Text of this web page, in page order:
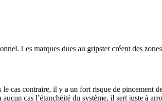
Les marques dues au gripster créent des
cas contraire, il y a un fort risque de pincement
cas l’étanchéité du système, il sert juste à